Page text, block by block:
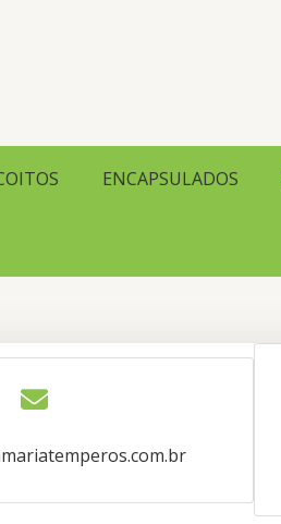
ENCAPSULADOS
em contato